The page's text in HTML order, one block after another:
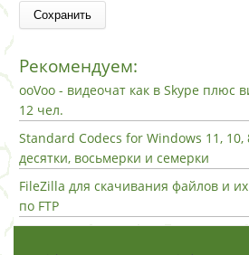
Рекомендуем:
ooVoo - видеочат как в Skype плюс
12 чел.
Standard Codecs for Windows 11, 10,
десятки, восьмерки и семерки
FileZilla для скачивания файлов и
по FTP